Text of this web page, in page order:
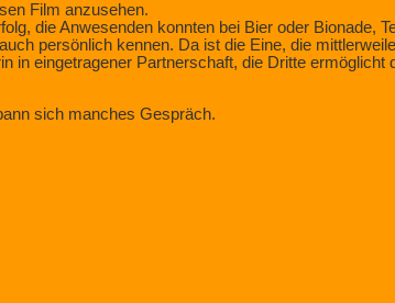
Film anzusehen.
die Anwesenden konnten bei Bier oder Bionade,
persönlich kennen. Da ist die Eine, die
in eingetragener Partnerschaft, die Dritte
sich manches Gespräch.